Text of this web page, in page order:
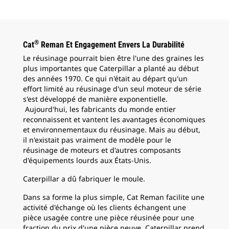
Cat® Reman Et Engagement Envers La Durabilité
Le réusinage pourrait bien être l'une des graines les
plus importantes que Caterpillar a planté au début
des années 1970. Ce qui n'était au départ qu'un
effort limité au réusinage d'un seul moteur de série
s'est développé de manière exponentielle.
Aujourd'hui, les fabricants du monde entier
reconnaissent et vantent les avantages économiques
et environnementaux du réusinage. Mais au début,
il n'existait pas vraiment de modèle pour le
réusinage de moteurs et d'autres composants
d'équipements lourds aux États-Unis.
Caterpillar a dû fabriquer le moule.
Dans sa forme la plus simple, Cat Reman facilite une
activité d'échange où les clients échangent une
pièce usagée contre une pièce réusinée pour une